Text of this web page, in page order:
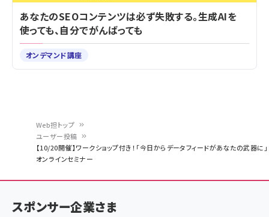
く
ず
Web担トップ
ユーザー投稿
【10/20開催】ワークショップ付き！「今日からデータフィードがあなたの武器に」
オンラインセミナー
あなたのSEOコンテンツは必ず失敗する。生成AIを
使っても、自分でがんばっても
オンデマンド講座
スポンサー企業さま